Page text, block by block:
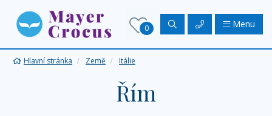
0 Menu
Hlavní stránka Země Itálie
Řím